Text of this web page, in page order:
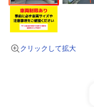
クリックして拡大